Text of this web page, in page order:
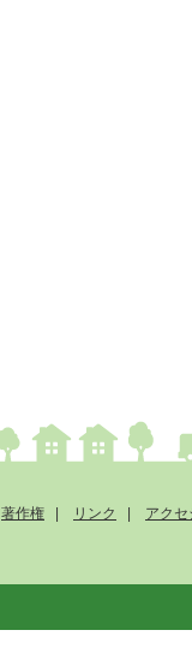
著作権 リンク アク